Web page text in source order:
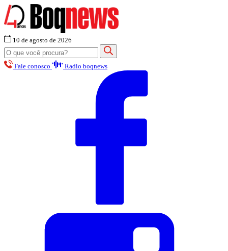
10 de agosto de 2026
Fale conosco Radio boqnews